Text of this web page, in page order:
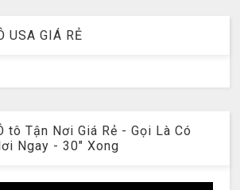
USA GIÁ RẺ
tô Tận Nơi Giá Rẻ - Gọi Là Có
Ngay - 30" Xong